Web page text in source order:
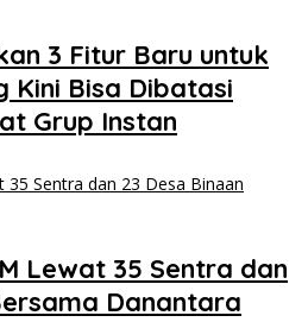
3 Fitur Baru untuk
Kini Bisa Dibatasi
Grup Instan
Lewat 35 Sentra dan
Danantara